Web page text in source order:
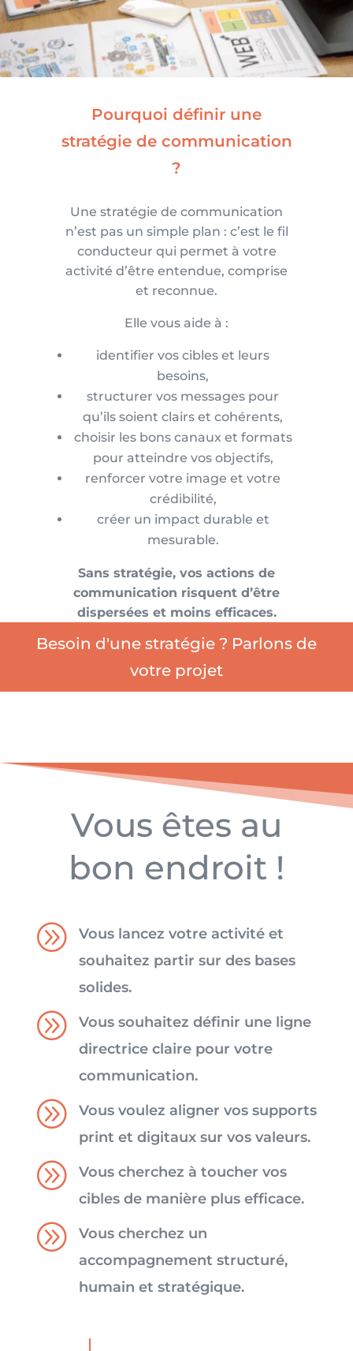
Pourquoi définir une
stratégie de communication
?
Une stratégie de communication
n’est pas un simple plan : c’est le fil
conducteur qui permet à votre
activité d’être entendue, comprise
et reconnue.
Elle vous aide à :
identifier vos cibles et leurs
besoins,
structurer vos messages pour
qu’ils soient clairs et cohérents,
choisir les bons canaux et formats
pour atteindre vos objectifs,
renforcer votre image et votre
crédibilité,
créer un impact durable et
mesurable.
Sans stratégie, vos actions de
communication risquent d’être
dispersées et moins efficaces.
Besoin d'une stratégie ? Parlons de
votre projet
Vous êtes au
bon endroit !
A
Vous lancez votre activité et
souhaitez partir sur des bases
solides.
A
Vous souhaitez définir une ligne
directrice claire pour votre
communication.
A
Vous voulez aligner vos supports
print et digitaux sur vos valeurs.
A
Vous cherchez à toucher vos
cibles de manière plus efficace.
A
Vous cherchez un
accompagnement structuré,
humain et stratégique.